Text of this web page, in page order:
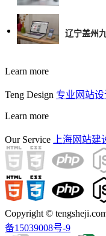
辽宁盖州
Learn more
Teng Design 专业网站
Learn more
Our Service 上海网站建
Copyright ©
备15039008号-9